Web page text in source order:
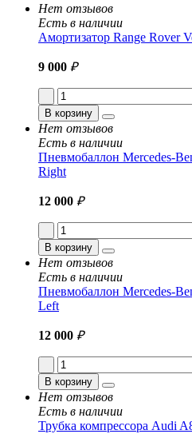
Нет отзывов
Есть в наличии
Амортизатор Range Rover
9 000 ₽
В корзину
Нет отзывов
Есть в наличии
Пневмобаллон Mercedes-
Right
12 000 ₽
В корзину
Нет отзывов
Есть в наличии
Пневмобаллон Mercedes-
Left
12 000 ₽
В корзину
Нет отзывов
Есть в наличии
Трубка компрессора Audi